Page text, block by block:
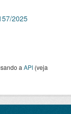
2025
a API (veja